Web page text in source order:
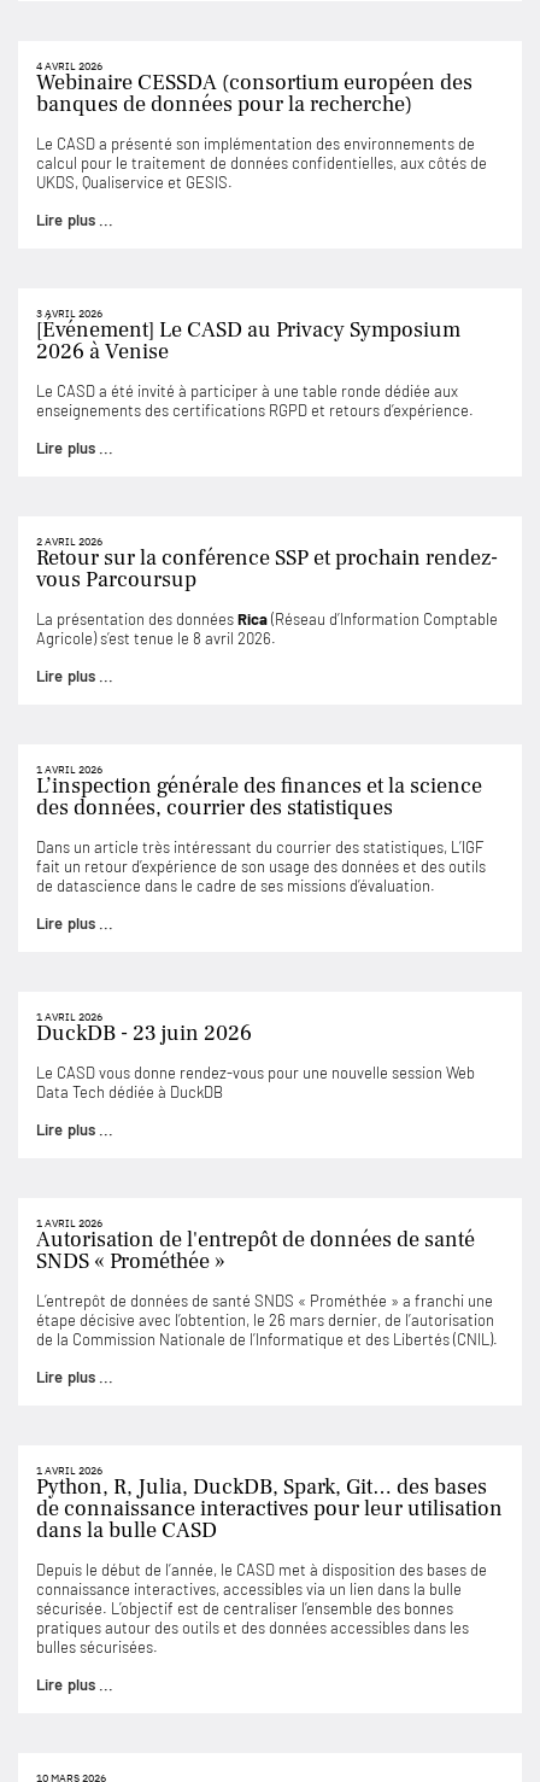
4 AVRIL 2026
Webinaire CESSDA (consortium européen des
banques de données pour la recherche)
Le CASD a présenté son implémentation des environnements de
calcul pour le traitement de données confidentielles, aux côtés de
UKDS, Qualiservice et GESIS.
Lire plus ...
3 AVRIL 2026
[Événement] Le CASD au Privacy Symposium
2026 à Venise
Le CASD a été invité à participer à une table ronde dédiée aux
enseignements des certifications RGPD et retours d’expérience.
Lire plus ...
2 AVRIL 2026
Retour sur la conférence SSP et prochain rendez-
vous Parcoursup
La présentation des donnéesRica(Réseau d’Information Comptable
Agricole) s’est tenue le 8 avril 2026.
Lire plus ...
1 AVRIL 2026
L’inspection générale des finances et la science
des données, courrier des statistiques
Dans un article très intéressant du courrier des statistiques, L’IGF
fait un retour d’expérience de son usage des données et des outils
de datascience dans le cadre de ses missions d’évaluation.
Lire plus ...
1 AVRIL 2026
DuckDB - 23 juin 2026
Le CASD vous donne rendez-vous pour une nouvelle session Web
Data Tech dédiée à DuckDB
Lire plus ...
1 AVRIL 2026
Autorisation de l'entrepôt de données de santé
SNDS « Prométhée »
L’entrepôt de données de santé SNDS « Prométhée » a franchi une
étape décisive avec l’obtention, le 26 mars dernier, de l’autorisation
de la Commission Nationale de l’Informatique et des Libertés (CNIL).
Lire plus ...
1 AVRIL 2026
Python, R, Julia, DuckDB, Spark, Git… des bases
de connaissance interactives pour leur utilisation
dans la bulle CASD
Depuis le début de l’année, le CASD met à disposition des bases de
connaissance interactives, accessibles via un lien dans la bulle
sécurisée. L’objectif est de centraliser l’ensemble des bonnes
pratiques autour des outils et des données accessibles dans les
bulles sécurisées.
Lire plus ...
10 MARS 2026